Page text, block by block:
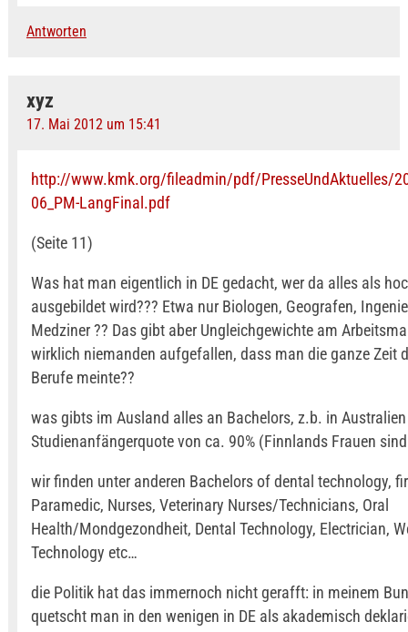
Antworten
xyz
17. Mai 2012 um 15:41
http://www.kmk.org/fileadmin/pdf/PresseUndAktuelles/
06_PM-LangFinal.pdf
(Seite 11)
Was hat man eigentlich in DE gedacht, wer da alles als
ausgebildet wird??? Etwa nur Biologen, Geografen,
Medziner ?? Das gibt aber Ungleichgewichte am
wirklich niemanden aufgefallen, dass man die ganze Zeit
Berufe meinte??
was gibts im Ausland alles an Bachelors, z.b. in
Studienanfängerquote von ca. 90% (Finnlands Frauen
wir finden unter anderen Bachelors of dental technology,
Paramedic, Nurses, Veterinary Nurses/Technicians, Oral
Health/Mondgezondheit, Dental Technology, Electrician,
Technology etc…
die Politik hat das immernoch nicht gerafft: in meinem
quetscht man in den wenigen in DE als akademisch